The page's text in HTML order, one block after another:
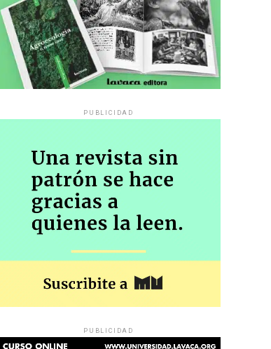
PUBLICIDAD
PUBLICIDAD